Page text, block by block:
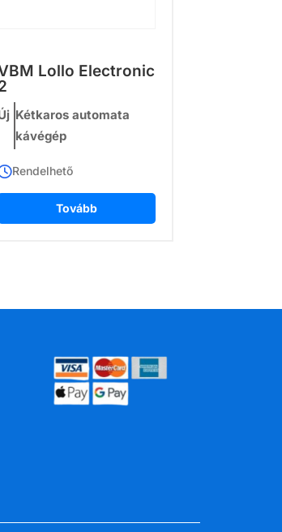
Lollo Electronic
Kétkaros automata
kávégép
Tovább
Rendelhető